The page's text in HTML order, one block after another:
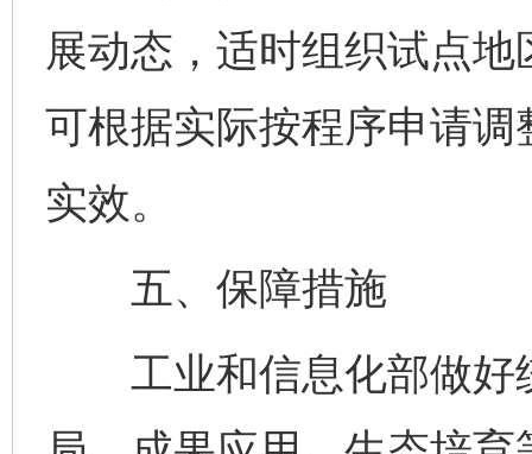
展动态，适时组织试点
可根据实际按程序申请
实效。
五、保障措施
工业和信息化部做好